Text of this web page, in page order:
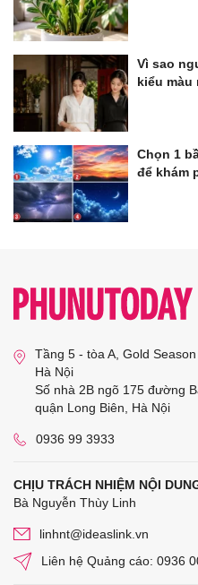
Vì sao
kiểu màu
Chọn 1
để khám
Tầng 5 - tòa A, Gold
Hà Nội
Số nhà 2B ngõ 175 đường
quận Long Biên, Hà Nội
0936 99 3933
CHỊU TRÁCH NHIỆM NỘI
Bà Nguyễn Thùy Linh
linhnt@ideaslink.vn
Liên hệ Quảng cáo: 0936